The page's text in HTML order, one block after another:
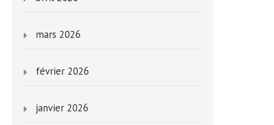
mars 2026
février 2026
janvier 2026